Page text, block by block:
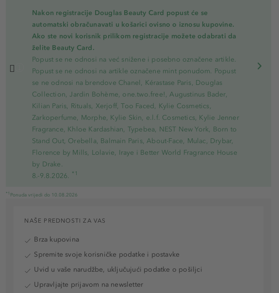
Nakon registracije Douglas Beauty Card popust će se
automatski obračunavati u košarici ovisno o iznosu kupovine.
Ako ste novi korisnik prilikom registracije možete odabrati da
želite Beauty Card.
Popust se ne odnosi na već snižene i posebno označene artikle.
Popust se ne odnosi na artikle označene mint ponudom. Popust
se ne odnosi na brendove Chanel, Kérastase Paris, Douglas
Collection, Jardin Bohème, one.two.free!, Augustinus Bader,
Kilian Paris, Rituals, Xerjoff, Too Faced, Kylie Cosmetics,
Zarkoperfume, Morphe, Kylie Skin, e.l.f. Cosmetics, Kylie Jenner
Fragrance, Khloe Kardashian, Typebea, NEST New York, Born to
Stand Out, Orebella, Balmain Paris, About-Face, Mulac, Drybar,
Florence by Mills, Lolavie, Iraye i Better World Fragrance House
by Drake.
8.-9.8.2026. *1
*1 Ponuda vrijedi do 10.08.2026
NAŠE PREDNOSTI ZA VAS
Brza kupovina
Spremite svoje korisničke podatke i postavke
Uvid u vaše narudžbe, uključujući podatke o pošiljci
Upravljajte prijavom na newsletter